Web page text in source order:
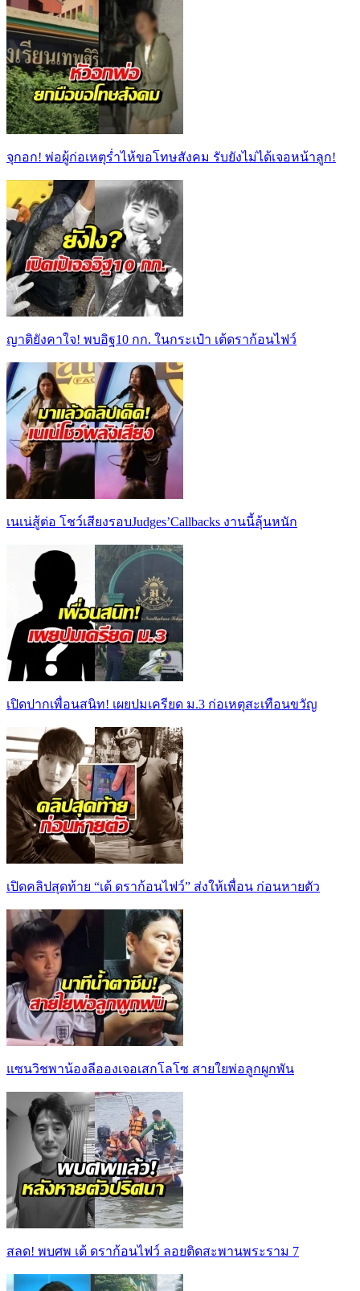
จุกอก! พ่อผู้ก่อเหตุร่ำไห้ขอโทษสังคม รับยังไม่ได้เจอหน้าลูก!
ญาติยังคาใจ! พบอิฐ10 กก. ในกระเป๋า เต้ดราก้อนไฟว์
เนเน่สู้ต่อ โชว์เสียงรอบJudges’Callbacks งานนี้ลุ้นหนัก
เปิดปากเพื่อนสนิท! เผยปมเครียด ม.3 ก่อเหตุสะเทือนขวัญ
เปิดคลิปสุดท้าย “เต้ ดราก้อนไฟว์” ส่งให้เพื่อน ก่อนหายตัว
แซนวิชพาน้องลีอองเจอเสกโลโซ สายใยพ่อลูกผูกพัน
สลด! พบศพ เต้ ดราก้อนไฟว์ ลอยติดสะพานพระราม 7